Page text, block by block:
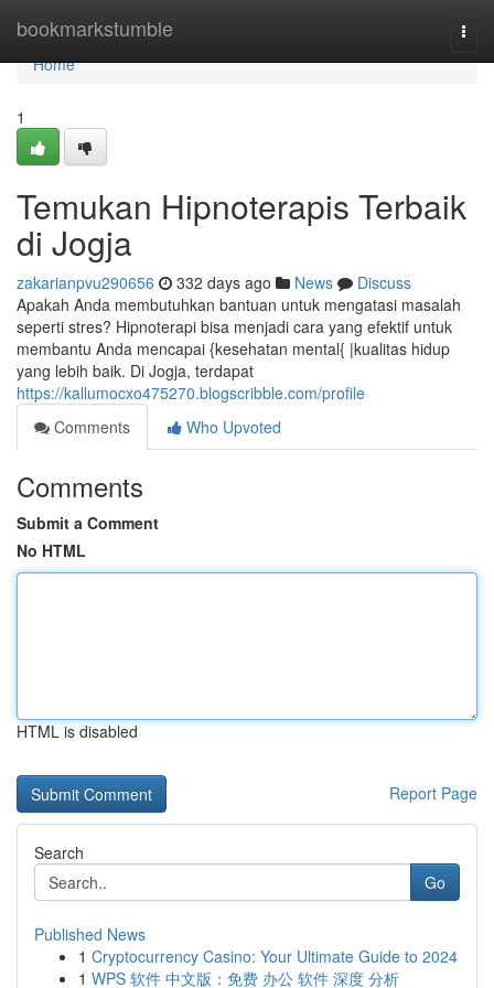
bookmarkstumble
Home
Home
1
Temukan Hipnoterapis Terbaik
di Jogja
zakarianpvu290656 332 days ago News
Discuss
Apakah Anda membutuhkan bantuan untuk mengatasi masalah
seperti stres? Hipnoterapi bisa menjadi cara yang efektif untuk
membantu Anda mencapai {kesehatan mental{ |kualitas hidup
yang lebih baik. Di Jogja, terdapat
https://kallumocxo475270.blogscribble.com/profile
Comments
Who Upvoted
Comments
Submit a Comment
No HTML
HTML is disabled
Report Page
Search
Go
Published News
1 Cryptocurrency Casino: Your Ultimate Guide to 2024
1 WPS 软件 中文版：免费 办公 软件 深度 分析